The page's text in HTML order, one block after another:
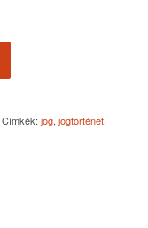
Címkék: jog, jogtörténet,